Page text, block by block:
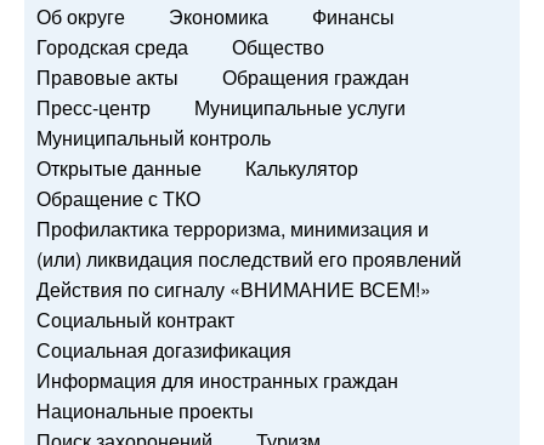
Об округе Экономика
Финансы
Городская среда
Общество
Правовые акты
Обращения граждан
Пресс-центр
Муниципальные услуги
Муниципальный контроль
Открытые данные
Калькулятор
Обращение с ТКО
Профилактика терроризма, минимизация и
(или) ликвидация последствий его проявлений
Действия по сигналу «ВНИМАНИЕ ВСЕМ!»
Социальный контракт
Социальная догазификация
Информация для иностранных граждан
Национальные проекты